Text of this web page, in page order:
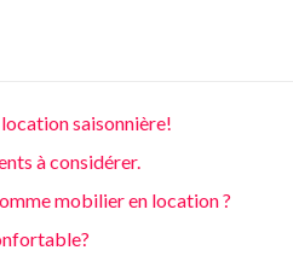
saisonnière!
à considérer.
mobilier en location ?